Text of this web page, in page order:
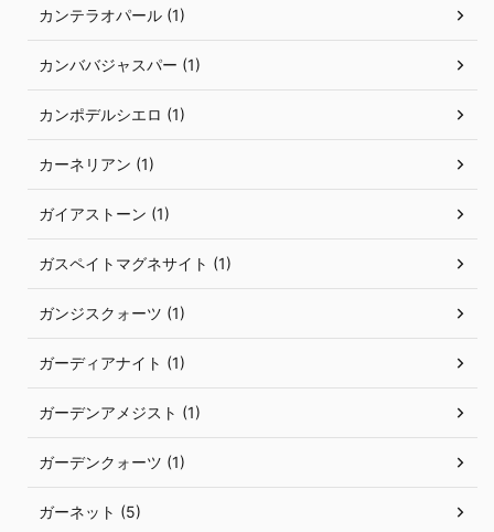
カンテラオパール (1)
カンババジャスパー (1)
カンポデルシエロ (1)
カーネリアン (1)
ガイアストーン (1)
ガスペイトマグネサイト (1)
ガンジスクォーツ (1)
ガーディアナイト (1)
ガーデンアメジスト (1)
ガーデンクォーツ (1)
ガーネット (5)